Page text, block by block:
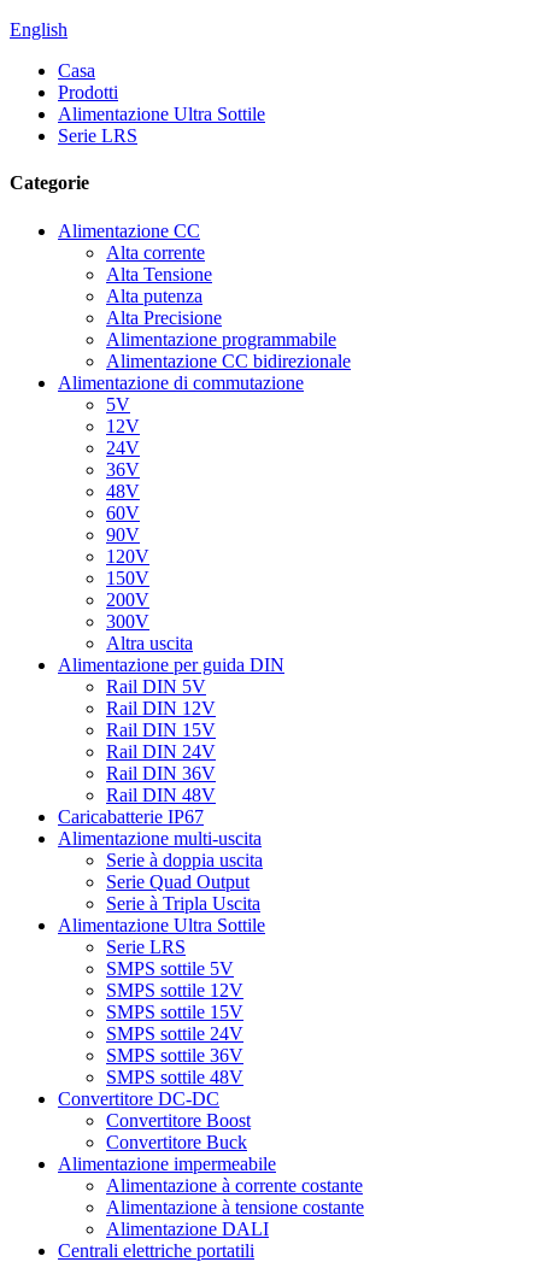
English
Casa
Prodotti
Alimentazione Ultra Sottile
Serie LRS
Categorie
Alimentazione CC
Alta corrente
Alta Tensione
Alta putenza
Alta Precisione
Alimentazione programmabile
Alimentazione CC bidirezionale
Alimentazione di commutazione
5V
12V
24V
36V
48V
60V
90V
120V
150V
200V
300V
Altra uscita
Alimentazione per guida DIN
Rail DIN 5V
Rail DIN 12V
Rail DIN 15V
Rail DIN 24V
Rail DIN 36V
Rail DIN 48V
Caricabatterie IP67
Alimentazione multi-uscita
Serie à doppia uscita
Serie Quad Output
Serie à Tripla Uscita
Alimentazione Ultra Sottile
Serie LRS
SMPS sottile 5V
SMPS sottile 12V
SMPS sottile 15V
SMPS sottile 24V
SMPS sottile 36V
SMPS sottile 48V
Convertitore DC-DC
Convertitore Boost
Convertitore Buck
Alimentazione impermeabile
Alimentazione à corrente costante
Alimentazione à tensione costante
Alimentazione DALI
Centrali elettriche portatili